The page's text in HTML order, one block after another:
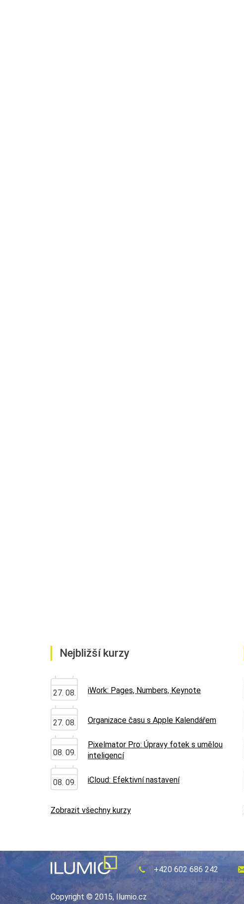
Nejbližší kurzy
27. 08. iWork: Pages, Numbers, Keynote
27. 08. Organizace času s Apple Kalendářem
08. 09.
Pixelmator Pro: Úpravy fotek s umělou
inteligencí
08. 09. iCloud: Efektivní nastavení
Zobrazit všechny kurzy
+420 602 686 242
Copyright © 2015, Ilumio.cz